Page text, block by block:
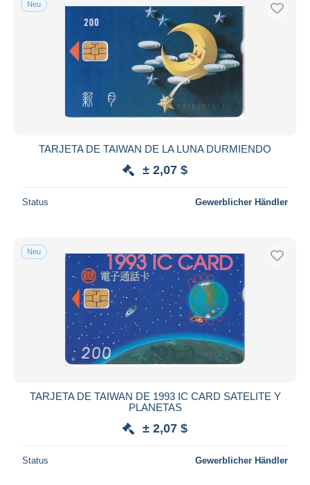
Kostenloser Versand
Zahlungsmethoden
PayPal
Banküberweisung
Visa
Mastercard
iDeal
Übernehmen
Neu
TARJETA DE TAIWAN DE LA LUNA DURMIENDO
± 2,07 $
Status Gewerblicher Händler
Neu
TARJETA DE TAIWAN DE 1993 IC CARD SATELITE Y
PLANETAS
± 2,07 $
Status Gewerblicher Händler